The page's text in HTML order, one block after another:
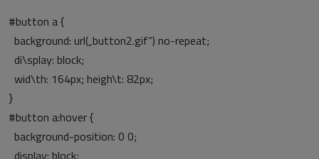
#button a {
background: url(„button2.gif“) no-repeat;
di\splay: block;
wid\th: 164px; heigh\t: 82px;
}
#button a:hover {
background-position: 0 0;
display: block;